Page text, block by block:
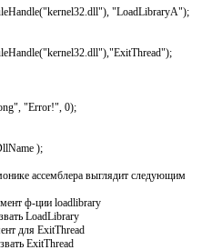
("kernel32.dll"), "LoadLibraryA");
("kernel32.dll"),"ExitThread");
, "Error!", 0);
);
ассемблера выглядит следующим
ф-ции loadlibrary
LoadLibrary
для ExitThread
ExitThread